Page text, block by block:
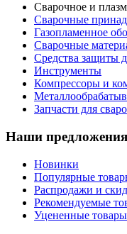
Сварочное и
Сварочные
Газопламенное
Сварочные
Средства защиты
Инструменты
Компрессоры и
Запчасти для
Наши предложения
Новинки
Популярные
Распродажи и
Рекомендуемые
Уцененные товары